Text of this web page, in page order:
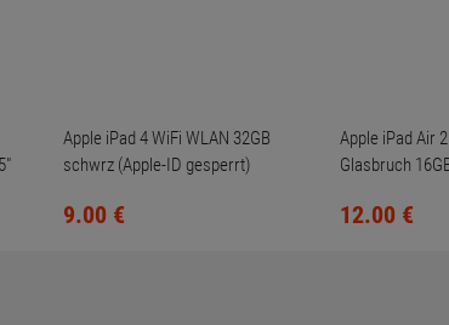
Apple iPad 4 WiFi WLAN 32GB
schwrz (Apple-ID gesperrt)
9.00 €
Apple iPad Air
Glasbruch
12.00 €